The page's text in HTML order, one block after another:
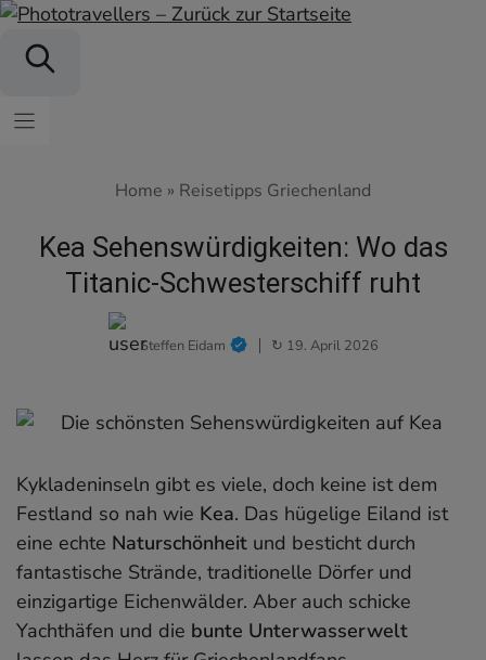
Zum
Inhalt
springen
Home » Reisetipps Griechenland
Kea Sehenswürdigkeiten: Wo das
Titanic-Schwesterschiff ruht
Steffen Eidam ↻ 19. April 2026
Kykladeninseln gibt es viele, doch keine ist dem
Festland so nah wie Kea. Das hügelige Eiland ist
eine echte Naturschönheit und besticht durch
fantastische Strände, traditionelle Dörfer und
einzigartige Eichenwälder. Aber auch schicke
Yachthäfen und die bunte Unterwasserwelt